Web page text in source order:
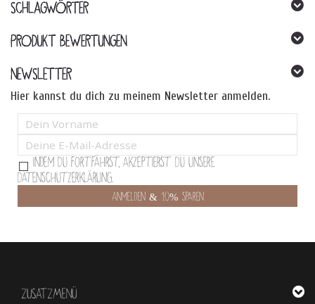
SCHLAGWÖRTER
PRODUKT BEWERTUNGEN
NEWSLETTER
Hier kannst du dich zu meinem Newsletter anmelden.
Indem Du fortfährst, akzeptierst Du unsere
Datenschutzerklärung.
ZUSATZMENÜ